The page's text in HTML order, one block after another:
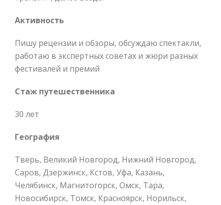
Активность
Пишу рецензии и обзоры, обсуждаю спектакли,
работаю в экспертных советах и жюри разных
фестивалей и премий
Стаж путешественника
30 лет
География
Тверь, Великий Новгород, Нижний Новгород,
Саров, Дзержинск, Кстов, Уфа, Казань,
Челябинск, Магнитогорск, Омск, Тара,
Новосибирск, Томск, Красноярск, Норильск,